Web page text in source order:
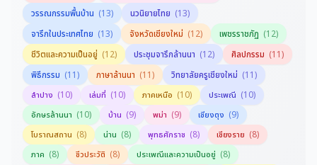
วรรณกรรมพื้นบ้าน (13) นวนิยายไทย (13)
จารึกในประเทศไทย (13) จังหวัดเชียงใหม่ (12) เพชรราชภัฏ (12)
ชีวิตและความเป็นอยู่ (12) ประชุมจารึกล้านนา (12) ศิลปกรรม (11)
พิธีกรรม (11) ภาษาล้านนา (11) วิทยาลัยครูเชียงใหม่ (11)
ลำปาง (10) เล่มที่ (10) ภาคเหนือ (10) ประเพณี (10)
อักษรล้านนา (10) บ้าน (9) พม่า (9) เชียงตุง (9)
โบราณสถาน (8) น่าน (8) พุทธศักราช (8) เชียงราย (8)
ภาค (8) ชีวประวัติ (8) ประเพณีและความเป็นอยู่ (8)